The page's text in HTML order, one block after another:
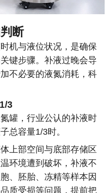
断
机与液位状况，是确保
键步骤。补液过晚会导
不必要的液氮消耗，科
3
罐，行业公认的补液时
总容量1/3时。
上部空间与底部存储区
环境遭到破坏，补液不
、胚胎、冻精等样本因
质受损等问题，提前把